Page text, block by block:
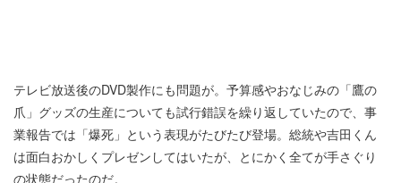
テレビ放送後のDVD製作にも問題が。予算感やおなじみの「鷹の
爪」グッズの生産についても試行錯誤を繰り返していたので、事
業報告では「爆死」という表現がたびたび登場。総統や吉田くん
は面白おかしくプレゼンしてはいたが、とにかく全てが手さぐり
の状態だったのだ。